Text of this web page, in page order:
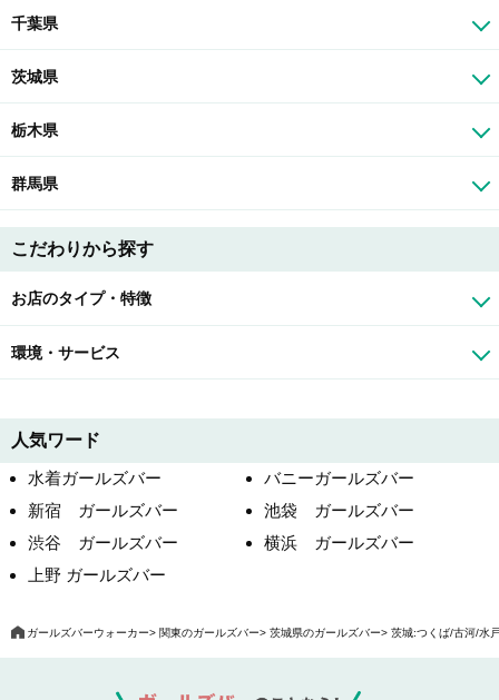
千葉県
茨城県
栃木県
群馬県
こだわりから探す
お店のタイプ・特徴
環境・サービス
人気ワード
水着ガールズバー
バニーガールズバー
新宿 ガールズバー
池袋 ガールズバー
渋谷 ガールズバー
横浜 ガールズバー
上野 ガールズバー
ガールズバーウォーカー 関東のガールズバー 茨城県のガールズバー 茨城:つくば/古河/水